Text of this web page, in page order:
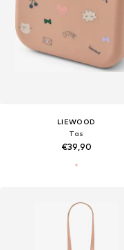
LIEWOOD
Tas
€39,90